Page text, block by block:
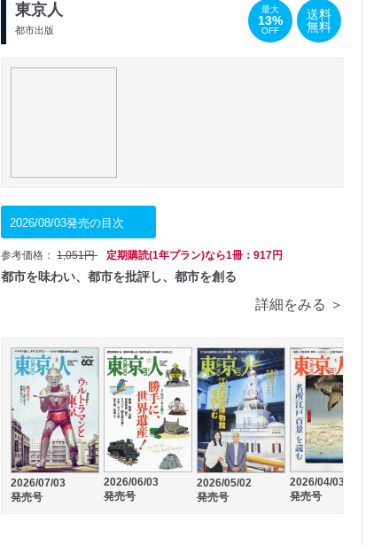
2025/01/27
2024/10/25
東京人
都市出版
最大
13%
OFF
送料
無料
2026/08/03発売の目次
参考価格：1,051円 定期購読(1年プラン)なら1冊：917円
都市を味わい、都市を批評し、都市を創る
詳細をみる ＞
2026/07/03
発売号
2026/06/03
発売号
2026/05/02
発売号
2026/04/03
発売号